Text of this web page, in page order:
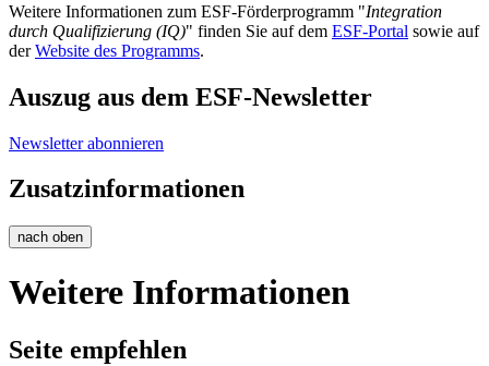
Weitere Informationen zum ESF-Förderprogramm "Integration
durch Qualifizierung (IQ)" finden Sie auf dem ESF-Portal sowie auf
derWebsite des Programms.
Auszug aus dem ESF-Newsletter
Newsletter abonnieren
Zusatzinformationen
nach oben
Weitere Informationen
Seite empfehlen